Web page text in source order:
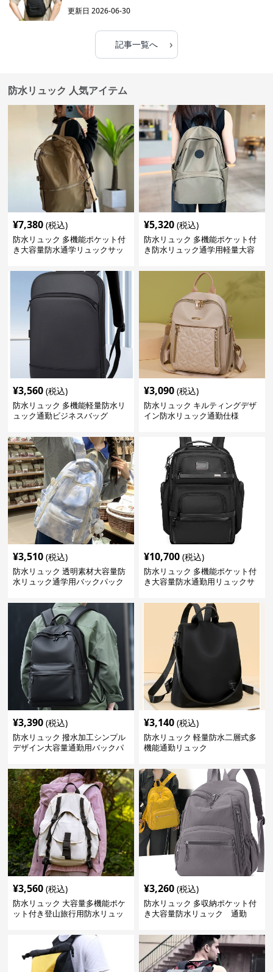
更新日2026-06-30
記事一覧へ ›
防水リュック 人気アイテム
¥7,380 (税込)
防水リュック 多機能ポケット付
き大容量防水通学リュックサッ
¥5,320 (税込)
防水リュック 多機能ポケット付
き防水リュック通学用軽量大容
¥3,560 (税込)
防水リュック 多機能軽量防水リ
ュック通勤ビジネスバッグ
¥3,090 (税込)
防水リュック キルティングデザ
イン防水リュック通勤仕様
¥3,510 (税込)
防水リュック 透明素材大容量防
水リュック通学用バックパック
¥10,700 (税込)
防水リュック 多機能ポケット付
き大容量防水通勤用リュックサ
¥3,390 (税込)
防水リュック 撥水加工シンプル
デザイン大容量通勤用バックパ
¥3,140 (税込)
防水リュック 軽量防水二層式多
機能通勤リュック
¥3,560 (税込)
防水リュック 大容量多機能ポケ
ット付き登山旅行用防水リュッ
¥3,260 (税込)
防水リュック 多収納ポケット付
き大容量防水リュック 通勤